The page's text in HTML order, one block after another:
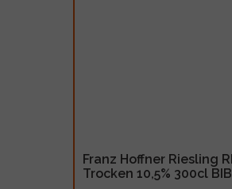
Franz Hoffner Riesling
Trocken 10,5% 300cl BIB